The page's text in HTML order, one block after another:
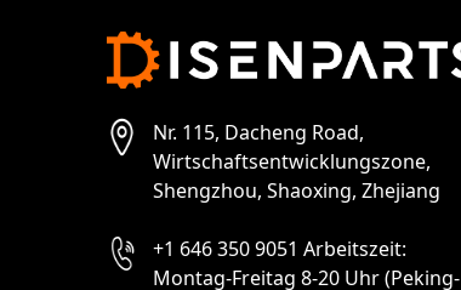
Nr. 115, Dacheng Road,
Wirtschaftsentwicklungszone,
Shengzhou, Shaoxing, Zhejiang
+1 646 350 9051 Arbeitszeit:
Montag-Freitag 8-20 Uhr (Peking-